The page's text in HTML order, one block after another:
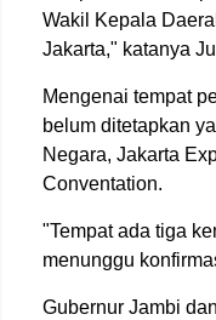
Wakil Kepala
Jakarta," katanya
Mengenai tempat
belum ditetapkan
Negara, Jakarta
Conventation.
"Tempat ada tiga
menunggu
Gubernur Jambi